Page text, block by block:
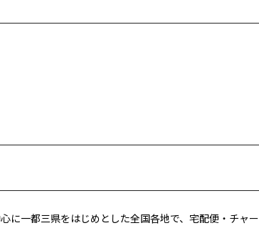
に一都三県をはじめとした全国各地で、宅配便・チャー